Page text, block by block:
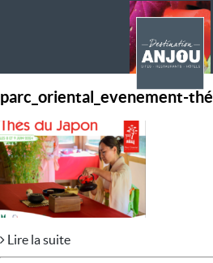
parc_oriental_evenement-thé
Lire la suite